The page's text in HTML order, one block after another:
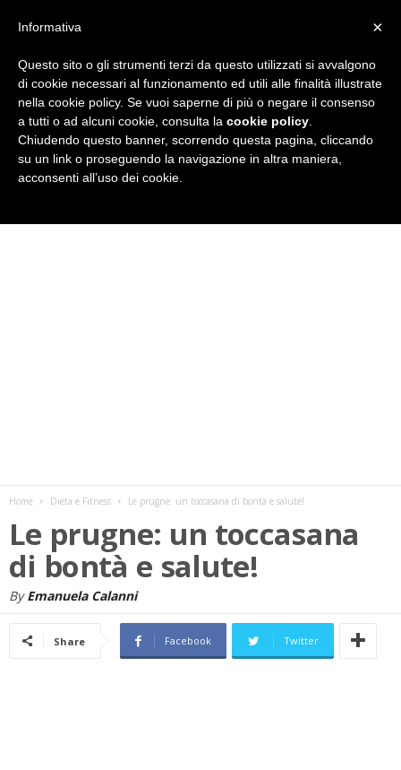
i
Home Dieta e Fitness Le prugne: un toccasana di bontà e salute!
Le prugne: un toccasana
di bontà e salute!
By Emanuela Calanni
Share Facebook Twitter
×
Informativa
Questo sito o gli strumenti terzi da questo utilizzati si avvalgono
di cookie necessari al funzionamento ed utili alle finalità illustrate
nella cookie policy. Se vuoi saperne di più o negare il consenso
a tutti o ad alcuni cookie, consulta la cookie policy
Chiudendo questo banner, scorrendo questa pagina, cliccando
su un link o proseguendo la navigazione in altra maniera,
acconsenti all’uso dei cookie.